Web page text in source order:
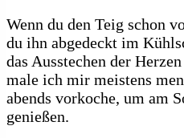
Wenn du den Teig schon
du ihn abgedeckt im
das Ausstechen der
male ich mir meistens
abends vorkoche, um am
genießen.